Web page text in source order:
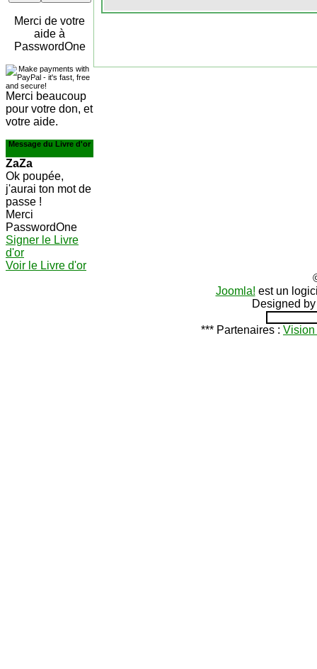
Merci de votre
aide à
PasswordOne
Merci beaucoup
pour votre don, et
votre aide.
Message du Livre d'or
ZaZa
Ok poupée,
j'aurai ton mot de
passe !
Merci
PasswordOne
Signer le Livre
d'or
Voir le Livre d'or
Joomla! est un
Designed
*** Partenaires : Vision